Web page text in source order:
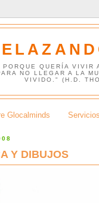
QUERÍA VIVIR
NO LLEGAR A LA
VIVIDO." (H.D.
Glocalminds Servicios
Y DIBUJOS